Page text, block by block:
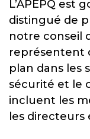
L’APEPQ est
distingué de
notre conseil
représentent
plan dans les
sécurité et le
incluent les
les directeurs